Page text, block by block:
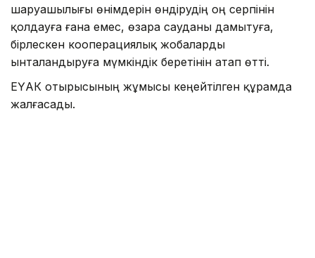
шаруашылығы өнімдерін өндірудің оң серпінін
қолдауға ғана емес, өзара сауданы дамытуға,
бірлескен кооперациялық жобаларды
ынталандыруға мүмкіндік беретінін атап өтті.
ЕҮАК отырысының жұмысы кеңейтілген құрамда
жалғасады.